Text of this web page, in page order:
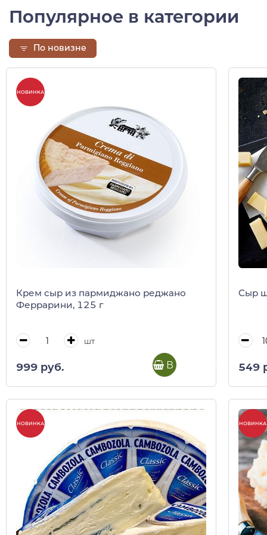
Популярное в категории
По новизне
НОВИНКА
Крем сыр из пармиджано реджано
Феррарини, 125 г
шт
999 руб. В корзину
Сыр
549
НОВИНКА НОВИНКА